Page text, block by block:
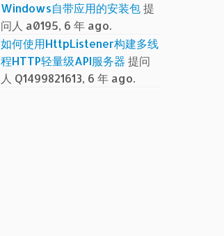
Windows自带应用的安装包提
问人 a0195, 6 年 ago.
如何使用HttpListener构建多线
程HTTP轻量级API服务器 提问
人 Q1499821613, 6 年 ago.